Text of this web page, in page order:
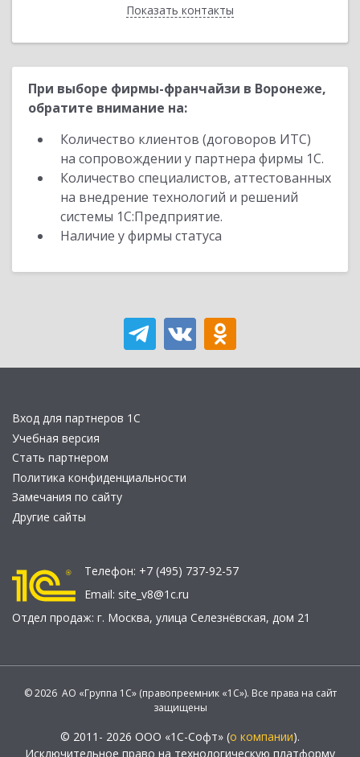
Показать контакты
Назад
При выборе фирмы-франчайзи в Воронеже,
обратите внимание на:
Количество клиентов (договоров ИТС)
на сопровождении у партнера фирмы 1С.
Количество специалистов, аттестованных
на внедрение технологий и решений
системы 1С:Предприятие.
Наличие у фирмы статуса
Вход для партнеров 1С
Учебная версия
Стать партнером
Политика конфиденциальности
Замечания по сайту
Другие сайты
Телефон: +7 (495) 737-92-57
Email: site_v8@1c.ru
Отдел продаж: г. Москва, улица Селезнёвская, дом 21
© 2026 АО «Группа 1С» (правопреемник «1С»). Все права на сайт
защищены
© 2011- 2026 ООО «1С-Софт» (о компании).
Исключительное право на технологическую платформу